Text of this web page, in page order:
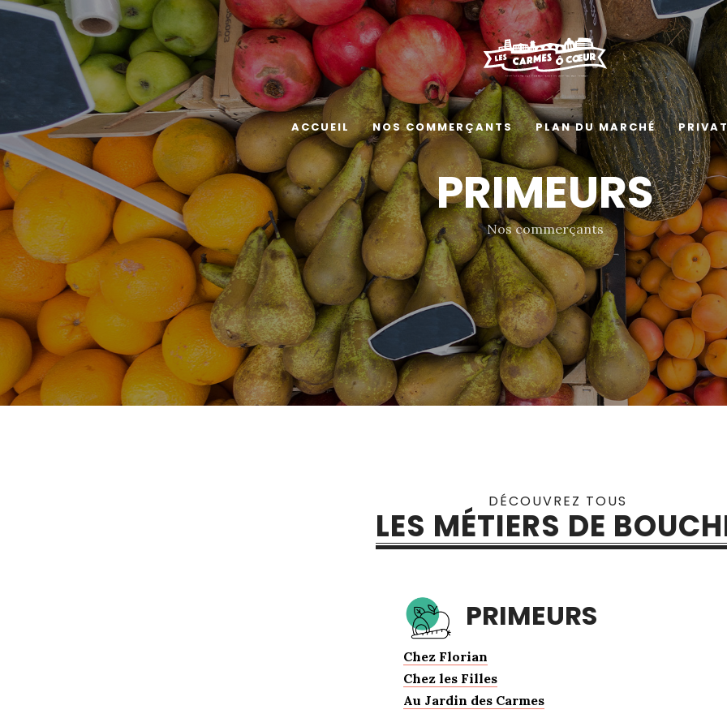
ACCUEIL NOS COMMERÇANTS PLAN DU MARCHÉ
PRIMEURS
Nos commerçants
DÉCOUVREZ TOUS
LES MÉTIERS DE
PRIMEURS
Chez Florian
Chez les Filles
Au Jardin des Carmes